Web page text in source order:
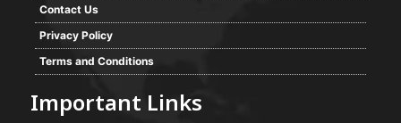
Contact Us
Privacy Policy
Terms and Conditions
Important Links